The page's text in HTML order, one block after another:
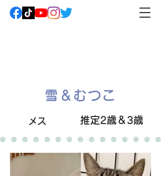
雪＆むつこ
メス 推定2歳＆3歳